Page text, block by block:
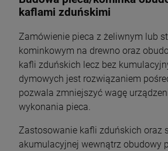
kaflami zduńskimi
Zamówienie pieca z żeliwnym lub
kominkowym na drewno oraz
kafli zduńskich lecz bez
dymowych jest rozwiązaniem
pozwala zmniejszyć wagę
wykonania pieca.
Zastosowanie kafli zduńskich oraz
akumulacyjnej wewnątrz obudowy